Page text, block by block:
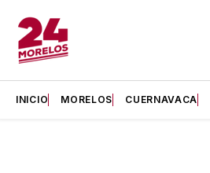
INICIO MORELOS CUERNAVACA